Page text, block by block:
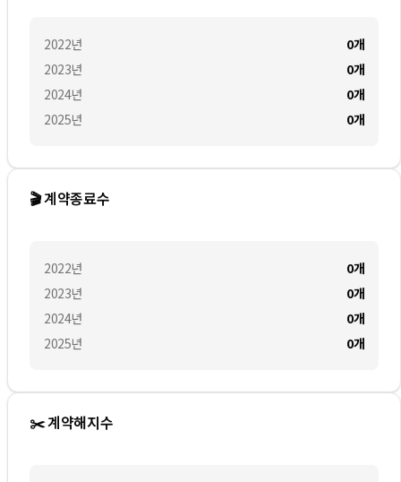
2022년
2023년
2024년
2025년
0개
0개
0개
0개
🎬 계약종료수
2022년
2023년
2024년
2025년
0개
0개
0개
0개
✂️ 계약해지수